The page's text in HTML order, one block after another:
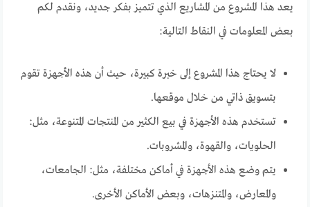
يعد هذا المشروع من المشاريع الذي تتميز بفكر جديد، ونقدم لكم
بعض المعلومات في النقاط التالية:
لا يحتاج هذا المشروع إلى خبرة كبيرة، حيث أن هذه الأجهزة تقوم
بتسويق ذاتي من خلال موقعها.
تستخدم هذه الأجهزة في بيع الكثير من المنتجات المتنوعة، مثل:
الحلويات، والقهوة، والمشروبات.
يتم وضع هذه الأجهزة في أماكن مختلفة، مثل: الجامعات،
والمعارض، والمتنزهات، وبعض الأماكن الأخرى.